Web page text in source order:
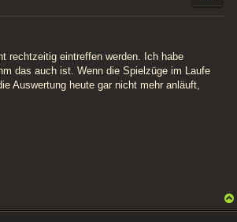
rechtzeitig eintreffen werden. Ich habe
das auch ist. Wenn die Spielzüge im Laufe
Auswertung heute gar nicht mehr anläuft,